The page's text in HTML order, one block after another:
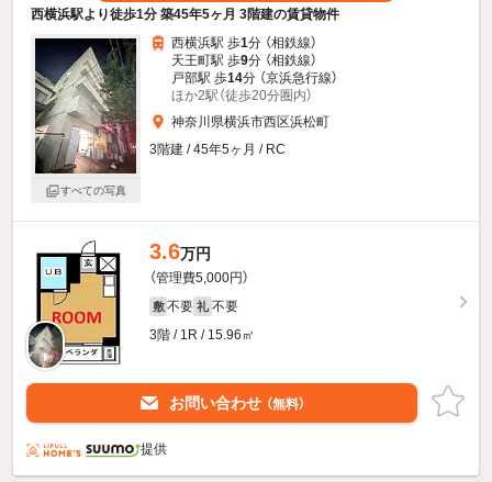
西横浜駅より徒歩1分 築45年5ヶ月 3階建の賃貸物件
すべての写真
西横浜駅 歩1分 （相鉄線）
天王町駅 歩9分 （相鉄線）
戸部駅 歩14分 （京浜急行線）
ほか2駅（徒歩20分圏内）
神奈川県横浜市西区浜松町
3階建 / 45年5ヶ月 / RC
3.6万円
（管理費5,000円）
敷 不要 礼 不要
3階 / 1R / 15.96㎡
お問い合わせ （無料）
提供